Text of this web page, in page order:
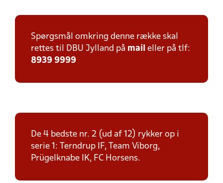
Spørgsmål omkring denne række skal
rettes til DBU Jylland på mail eller på tlf:
8939 9999
De 4 bedste nr. 2 (ud af 12) rykker op i
serie 1: Terndrup IF, Team Viborg,
Prügelknabe IK, FC Horsens.